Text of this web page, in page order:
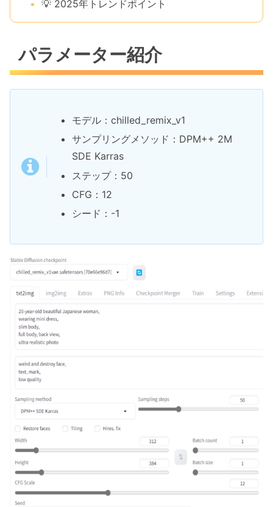
💡 2025年トレンドポイント
パラメーター紹介
モデル：chilled_remix_v1
サンプリングメソッド：DPM++ 2M
SDE Karras
ステップ：50
CFG：12
シード：-1